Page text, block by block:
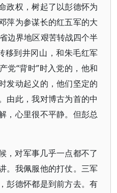
政权，树起了以彭德怀为
萍为参谋长的红五军的大
边界地区艰苦转战四个半
移到井冈山，和朱毛红军
党“背时”时入党的，他和
发动起义的，他们坚定的
由此，我对博古为首的中
，心里很不平静。但彭总
，对军事几乎一点都不了
。我佩服他的打仗。三军
彭德怀都是到前方去。有